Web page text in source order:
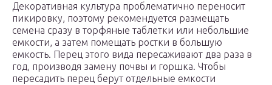
Декоративная культура проблематично переносит
пикировку, поэтому рекомендуется размещать
семена сразу в торфяные таблетки или небольшие
емкости, а затем помещать ростки в большую
емкость. Перец этого вида пересаживают два раза в
год, производя замену почвы и горшка. Чтобы
пересадить перец берут отдельные емкости